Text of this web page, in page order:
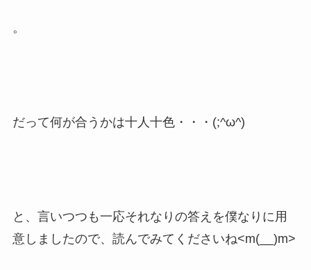
。
だって何が合うかは十人十色・・・(;^ω^)
と、言いつつも一応それなりの答えを僕なりに用
意しましたので、読んでみてくださいね<m(__)m>